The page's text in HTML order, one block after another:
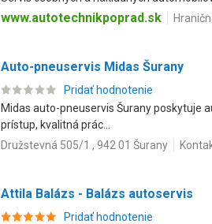
www.autotechnikpoprad.sk
Auto-pneuservis Midas Šurany
Pridať hodnotenie
Midas auto-pneuservis Šurany poskytuje
prístup, kvalitná prác...
Družstevná 505/1 , 942 01 Šurany
Attila Balázs - Balázs autoservis
Pridať hodnotenie